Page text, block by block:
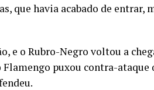
que havia acabado de entrar,
e o Rubro-Negro voltou a
Flamengo puxou contra-